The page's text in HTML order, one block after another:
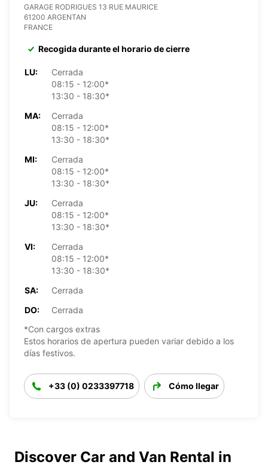
GARAGE RODRIGUES 13 RUE MAURICE
61200 ARGENTAN
FRANCE
Recogida durante el horario de cierre
LU:
Cerrada
08:15 - 12:00*
13:30 - 18:30*
MA:
Cerrada
08:15 - 12:00*
13:30 - 18:30*
MI:
Cerrada
08:15 - 12:00*
13:30 - 18:30*
JU:
Cerrada
08:15 - 12:00*
13:30 - 18:30*
VI:
Cerrada
08:15 - 12:00*
13:30 - 18:30*
SA:
Cerrada
DO:
Cerrada
*Con cargos extras
Estos horarios de apertura pueden variar debido a los
días festivos.
+33 (0) 0233397718 Cómo llegar
Discover Car and Van Rental in